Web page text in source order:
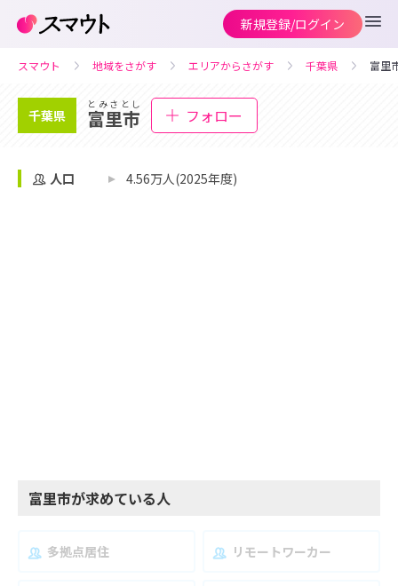
新規登録/ログイン
スマウト 地域をさがす エリアからさがす 千葉県 富里
千葉県
とみさとし
富里市 フォロー
人口 4.56万人(2025年度)
富里市が求めている人
多拠点居住 リモートワーカー